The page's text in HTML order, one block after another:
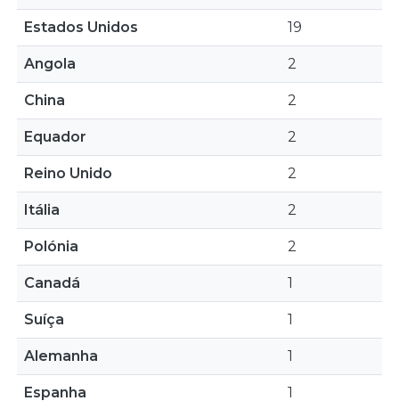
Estados Unidos 19
Angola 2
China 2
Equador 2
Reino Unido 2
Itália 2
Polónia 2
Canadá 1
Suíça 1
Alemanha 1
Espanha 1